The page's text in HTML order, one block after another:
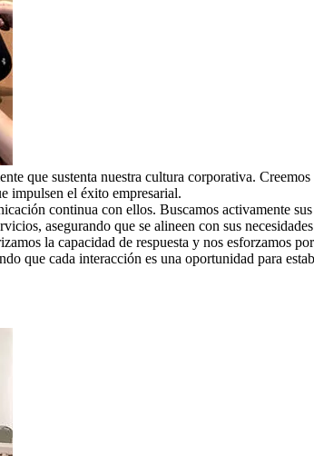
que sustenta nuestra cultura corporativa. Creemos
impulsen el éxito empresarial.
continua con ellos. Buscamos activamente
asegurando que se alineen con sus
la capacidad de respuesta y nos esforzamos
que cada interacción es una oportunidad para